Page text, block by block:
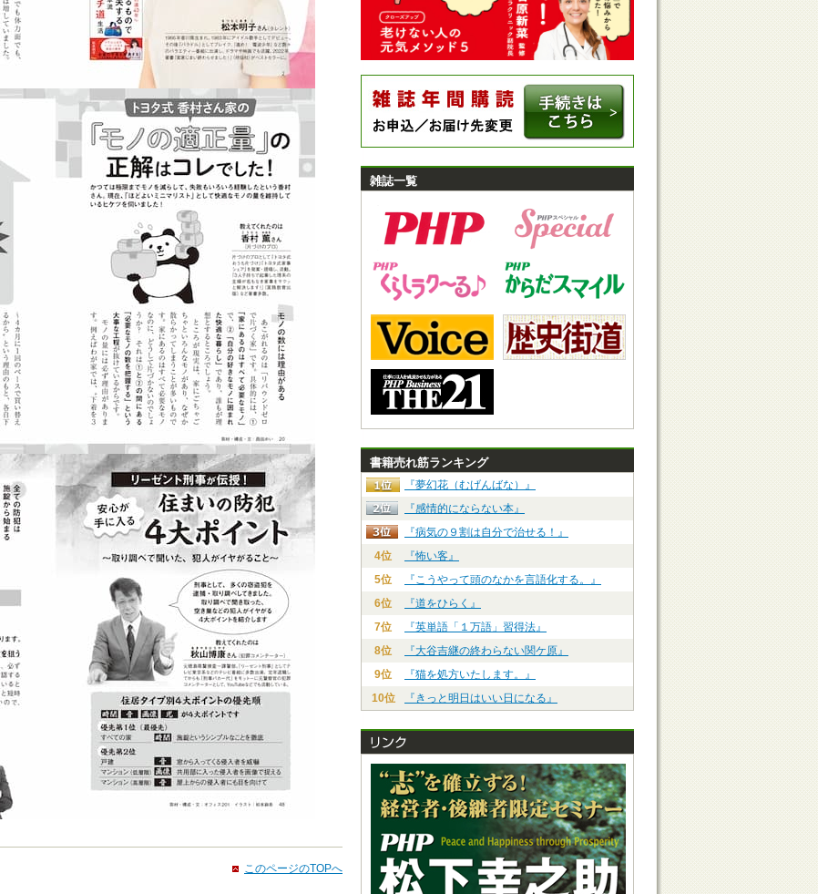
このページのTOPへ
雑誌一覧
書籍売れ筋ランキング
『夢幻花（むげんばな）』
『感情的にならない本』
『病気の９割は自分で治せる！』
4位
『怖い客』
5位
『こうやって頭のなかを言語化する。』
6位
『道をひらく』
7位
『英単語「１万語」習得法』
8位
『大谷吉継の終わらない関ケ原』
9位
『猫を処方いたします。』
10位
『きっと明日はいい日になる』